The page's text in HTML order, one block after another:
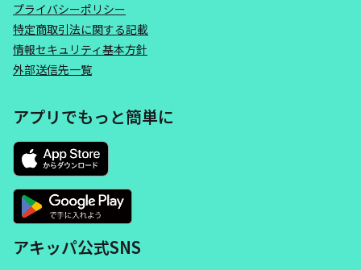
プライバシーポリシー
特定商取引法に関する記載
情報セキュリティ基本方針
外部送信先一覧
アプリでもっと簡単に
アキッパ公式SNS